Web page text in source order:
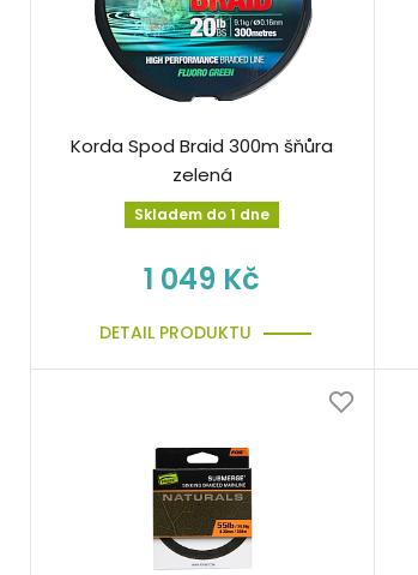
Korda Spod Braid 300m šňůra
zelená
Skladem do 1 dne
1 049 Kč
DETAIL PRODUKTU